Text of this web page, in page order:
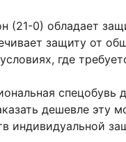
(21-0) обладает
защиту от
где
спецобувь
дешевле эту
индивидуальной